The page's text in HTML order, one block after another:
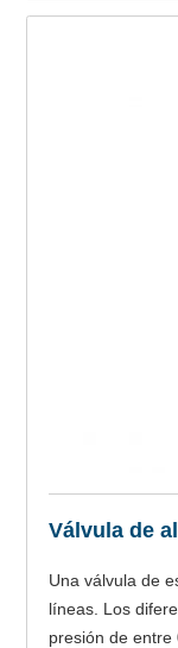
Válvula de
Una válvula de
líneas. Los
presión de entre